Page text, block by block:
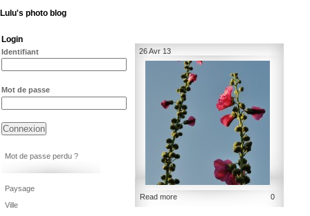
Lulu's photo blog
26 Avr 13
Read more 0
Login
Identifiant
Mot de passe
Mot de passe perdu ?
Paysage
Ville